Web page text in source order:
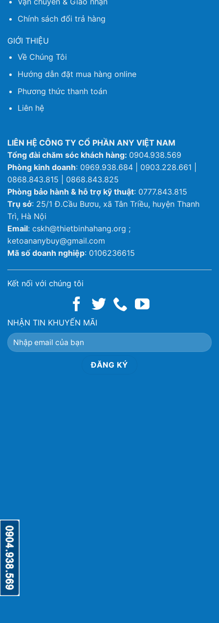
Chính sách đổi trả hàng
GIỚI THIỆU
Về Chúng Tôi
Hướng dẫn đặt mua hàng online
Phương thức thanh toán
Liên hệ
LIÊN HỆ CÔNG TY CỔ PHẦN ANY VIỆT NAM
Tổng đài chăm sóc khách hàng: 0904.938.569
Phòng kinh doanh: 0969.938.684 | 0903.228.661 |
0868.843.815 | 0868.843.825
Phòng bảo hành & hỗ trợ kỹ thuật: 0777.843.815
Trụ sở: 25/1 Đ.Cầu Bươu, xã Tân Triều, huyện Thanh
Trì, Hà Nội
Email: cskh@thietbinhahang.org ;
ketoananybuy@gmail.com
Mã số doanh nghiệp: 0106236615
Kết nối với chúng tôi
NHẬN TIN KHUYẾN MÃI